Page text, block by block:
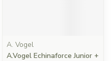
A. Vogel
A.Vogel Echinaforce Junior +